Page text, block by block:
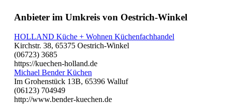
Anbieter im Umkreis von Oestrich-Winkel
HOLLAND Küche + Wohnen Küchenfachhandel
Kirchstr. 38, 65375 Oestrich-Winkel
(06723) 3685
https://kuechen-holland.de
Michael Bender Küchen
Im Grohenstück 13B, 65396 Walluf
(06123) 704949
http://www.bender-kuechen.de